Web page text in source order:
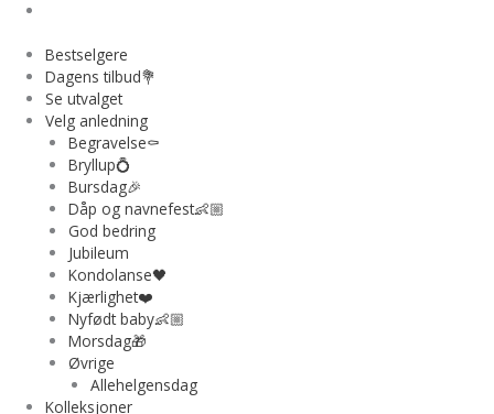
Bestselgere
Dagens tilbud💐
Se utvalget
Velg anledning
Begravelse⚰️
Bryllup💍
Bursdag🎉
Dåp og navnefest👶🏼
God bedring
Jubileum
Kondolanse🖤
Kjærlighet❤️
Nyfødt baby👶🏼
Morsdag🎁
Øvrige
Allehelgensdag
Kolleksjoner